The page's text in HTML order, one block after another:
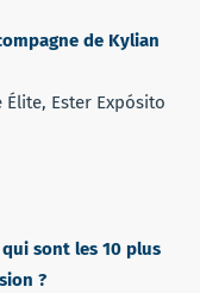
de Kylian
Ester Expósito
qui sont les 10 plus
?